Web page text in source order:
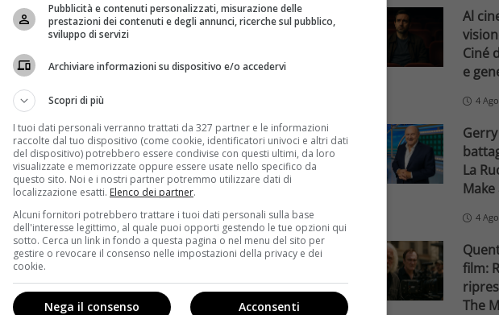
Uno alle 21.10 la prima puntata della fiction
da e realizzata dalla
ispirazione dalla serie tv spagnola – catalana per la
spunto dalla vita dello scrittore
parla dei suoi dieci anni passati in ospedale a
penisola iberica è stato così grande, da spingere
Paesi, tra cui l’Italia (basti pensare che in America la
DreamWorksdiSteven Spielberge sarà adattata da
Abc ). Nel cast figurano
Aurora Ruffino, Carmine
. E non solo:Laura Chiatti, Giampaolo Morelli,
Viviani, Michela Cescon, Simonetta Solder,
Vannoli
Al
Ciné
e
4
La
Make
4
film:
The
Pubblicità e contenuti personalizzati, misurazione delle
prestazioni dei contenuti e degli annunci, ricerche sul pubblico,
sviluppo di servizi
Archiviare informazioni su dispositivo e/o accedervi
Scopri di più
I tuoi dati personali verranno trattati da 327 partner e le informazioni
raccolte dal tuo dispositivo (come cookie, identificatori univoci e altri dati
del dispositivo) potrebbero essere condivise con questi ultimi, da loro
visualizzate e memorizzate oppure essere usate nello specifico da
questo sito. Noi e i nostri partner potremmo utilizzare dati di
localizzazione esatti. Elenco dei partner.
Alcuni fornitori potrebbero trattare i tuoi dati personali sulla base
dell'interesse legittimo, al quale puoi opporti gestendo le tue opzioni qui
sotto. Cerca un link in fondo a questa pagina o nel menu del sito per
gestire o revocare il consenso nelle impostazioni della privacy e dei
cookie.
Acconsenti
Nega il consenso